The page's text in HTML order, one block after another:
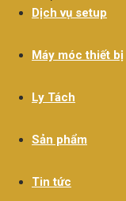
Dịch vụ setup
Máy móc thiết bị
Ly Tách
Sản phẩm
Tin tức